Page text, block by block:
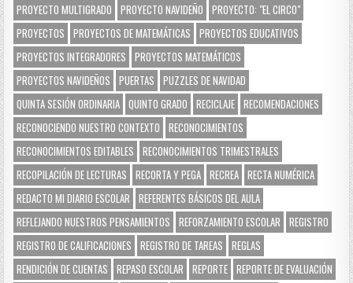
PROYECTO MULTIGRADO
PROYECTO NAVIDEÑO
PROYECTO: "EL CIRCO"
PROYECTOS
PROYECTOS DE MATEMÁTICAS
PROYECTOS EDUCATIVOS
PROYECTOS INTEGRADORES
PROYECTOS MATEMÁTICOS
PROYECTOS NAVIDEÑOS
PUERTAS
PUZZLES DE NAVIDAD
QUINTA SESIÓN ORDINARIA QUINTO GRADO RECICLAJE RECOMENDACIONES
RECONOCIENDO NUESTRO CONTEXTO
RECONOCIMIENTOS
RECONOCIMIENTOS EDITABLES
RECONOCIMIENTOS TRIMESTRALES
RECOPILACIÓN DE LECTURAS
RECORTA Y PEGA RECREA RECTA NUMÉRICA
REDACTO MI DIARIO ESCOLAR
REFERENTES BÁSICOS DEL AULA
REFLEJANDO NUESTROS PENSAMIENTOS
REFORZAMIENTO ESCOLAR
REGISTRO
REGISTRO DE CALIFICACIONES
REGISTRO DE TAREAS
REGLAS
RENDICIÓN DE CUENTAS
REPASO ESCOLAR REPORTE REPORTE DE EVALUACIÓN